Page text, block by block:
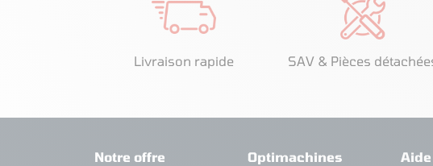
Livraison rapide SAV & Pièces
Notre offre
Optimachines